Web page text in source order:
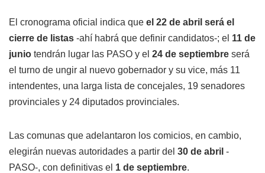
El cronograma oficial indica que el 22 de abril será el
cierre de listas -ahí habrá que definir candidatos-; el 11 de
junio tendrán lugar las PASO y el 24 de septiembre será
el turno de ungir al nuevo gobernador y su vice, más 11
intendentes, una larga lista de concejales, 19 senadores
provinciales y 24 diputados provinciales.
Las comunas que adelantaron los comicios, en cambio,
elegirán nuevas autoridades a partir del 30 de abril -
PASO-, con definitivas el 1 de septiembre.